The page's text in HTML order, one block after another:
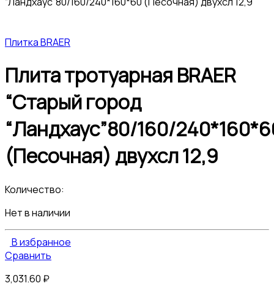
Плитка BRAER
Плита тротуарная BRAER
“Старый город
“Ландхаус”80/160/
(Песочная) двухсл 12,9
Количество:
Нет в наличии
В избранное
Сравнить
3,031.60 ₽